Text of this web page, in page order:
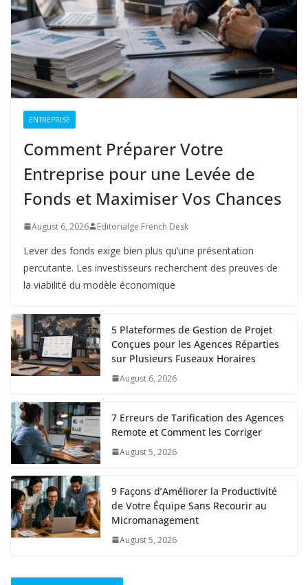
ENTREPRISE
Comment Préparer Votre
Entreprise pour une Levée de
Fonds et Maximiser Vos Chances
August 6, 2026 Editorialge French Desk
Lever des fonds exige bien plus qu’une présentation
percutante. Les investisseurs recherchent des preuves de
la viabilité du modèle économique
5 Plateformes de Gestion de Projet
Conçues pour les Agences Réparties
sur Plusieurs Fuseaux Horaires
August 6, 2026
7 Erreurs de Tarification des Agences
Remote et Comment les Corriger
August 5, 2026
9 Façons d’Améliorer la Productivité
de Votre Équipe Sans Recourir au
Micromanagement
August 5, 2026